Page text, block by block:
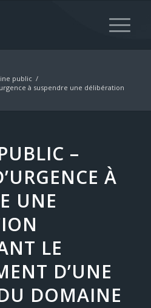
public /
à suspendre une délibération
–
À
UNE
LE
D’UNE
DOMAINE